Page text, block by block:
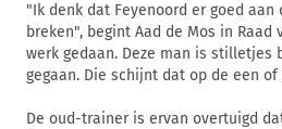
"Ik denk dat Feyenoord er goed
breken", begint Aad de Mos in
werk gedaan. Deze man is stilletjes
gegaan. Die schijnt dat op de een
De oud-trainer is ervan overtuigd